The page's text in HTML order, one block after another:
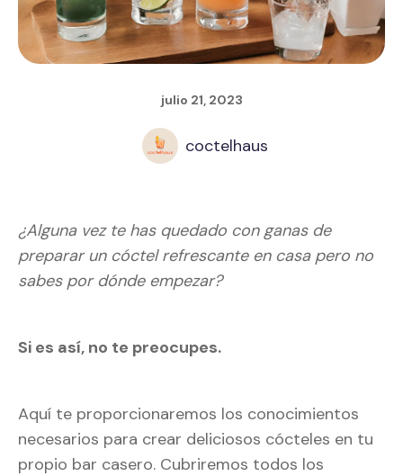
julio 21, 2023
coctelhaus
¿Alguna vez te has quedado con ganas de
preparar un cóctel refrescante en casa pero no
sabes por dónde empezar?
Si es así, no te preocupes.
Aquí te proporcionaremos los conocimientos
necesarios para crear deliciosos cócteles en tu
propio bar casero. Cubriremos todos los